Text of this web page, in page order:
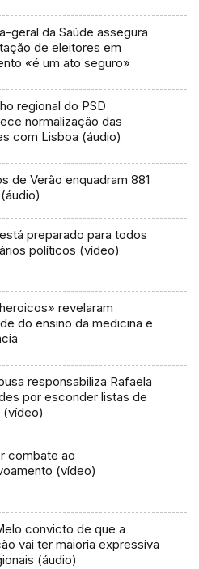
geral da Saúde assegura
de eleitores em
«é um ato seguro»
regional do PSD
normalização das
com Lisboa (áudio)
de Verão enquadram 881
preparado para todos
políticos (vídeo)
revelaram
do ensino da medicina e
responsabiliza Rafaela
por esconder listas de
(vídeo)
combate ao
(vídeo)
convicto de que a
vai ter maioria expressiva
(áudio)